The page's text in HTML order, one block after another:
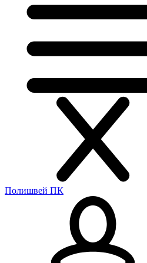
Полишвей ПК